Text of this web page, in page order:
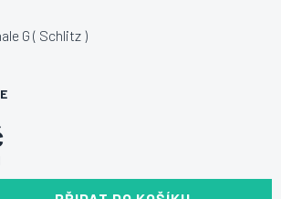
G ( Schlitz )